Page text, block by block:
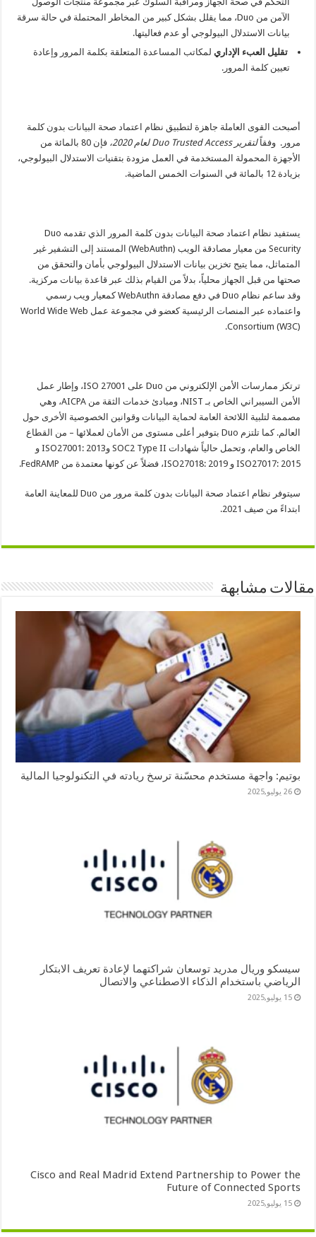
الآمن من Duo، مما يقلل بشكل كبير من المخاطر المحتملة في حالة سرقة
بيانات الاستدلال البيولوجي أو عدم فعاليتها.
تقليل العبء الإداريلمكاتب المساعدة المتعلقة بكلمة المرور وإعادة
تعيين كلمة المرور.
أصبحت القوى العاملة جاهزة لتطبيق نظام اعتماد صحة البيانات بدون كلمة
مرور. وفقاًلتقرير Duo Trusted Access لعام 2020،
فإن 80 بالمائة من
الأجهزة المحمولة المستخدمة في العمل مزودة بتقنيات الاستدلال البيولوجي،
بزيادة 12 بالمائة في السنوات الخمس الماضية.
يستفيد نظام اعتماد صحة البيانات بدون كلمة المرور الذي تقدمه Duo
Security من معيار مصادقة الويب (WebAuthn) المستند إلى التشفير غير
المتماثل، مما يتيح تخزين بيانات الاستدلال البيولوجي بأمان والتحقق من
صحتها من قبل الجهاز محلياً، بدلاً من القيام بذلك عبر قاعدة بيانات مركزية.
وقد ساعم نظام Duo في دفع مصادقة WebAuthn كمعيار ويب رسمي
واعتماده عبر المنصات الرئيسية كعضو في مجموعة عمل World Wide Web
Consortium (W3C).
ترتكز ممارسات الأمن الإلكتروني من Duo على ISO 27001، وإطار عمل
الأمن السيبراني الخاص بـ NIST، ومبادئ خدمات الثقة من AICPA، وهي
مصممة لتلبية اللائحة العامة لحماية البيانات وقوانين الخصوصية الأخرى حول
العالم. كما تلتزم Duo بتوفير أعلى مستوى من الأمان لعملائها – من القطاع
الخاص والعام، وتحمل حالياً شهادات SOC2 Type II وISO27001: 2013 و
ISO27017: 2015 و ISO27018: 2019، فضلاً عن كونها معتمدة من FedRAMP.
سيتوفر نظام اعتماد صحة البيانات بدون كلمة مرور من Duo للمعاينة العامة
ابتداءً من صيف 2021.
مقالات مشابهة
بوتيم: واجهة مستخدم محسّنة ترسخ ريادته في التكنولوجيا المالية
26 يوليو,2025
سيسكو وريال مدريد توسعان شراكتهما لإعادة تعريف الابتكار
الرياضي باستخدام الذكاء الاصطناعي والاتصال
15 يوليو,2025
Cisco and Real Madrid Extend Partnership to Power the
Future of Connected Sports
15 يوليو,2025